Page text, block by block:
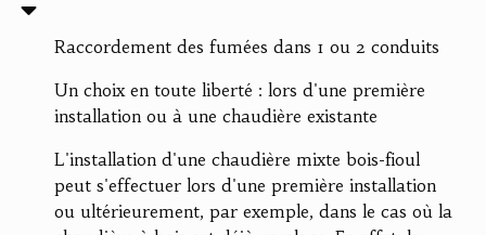
Raccordement des fumées dans 1 ou 2 conduits
Un choix en toute liberté : lors d'une première
installation ou à une chaudière existante
L'installation d'une chaudière mixte bois-fioul
peut s'effectuer lors d'une première installation
ou ultérieurement, par exemple, dans le cas où la